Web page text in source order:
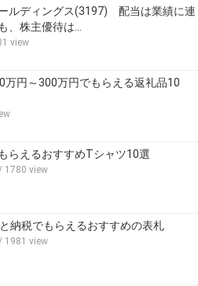
ルディングス(3197) 配当は業績に連
、株主優待は…
view
万円～300万円でもらえる返礼品10
らえるおすすめTシャツ10選
1780 view
納税でもらえるおすすめの表札
1981 view